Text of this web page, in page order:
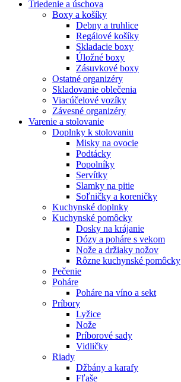
Triedenie a úschova
Boxy a košíky
Debny a truhlice
Regálové košíky
Skladacie boxy
Úložné boxy
Zásuvkové boxy
Ostatné organizéry
Skladovanie oblečenia
Viacúčelové vozíky
Závesné organizéry
Varenie a stolovanie
Doplnky k stolovaniu
Misky na ovocie
Podtácky
Popolníky
Servítky
Slamky na pitie
Soľničky a koreničky
Kuchynské doplnky
Kuchynské pomôcky
Dosky na krájanie
Dózy a poháre s vekom
Nože a držiaky nožov
Rôzne kuchynské pomôcky
Pečenie
Poháre
Poháre na víno a sekt
Príbory
Lyžice
Nože
Príborové sady
Vidličky
Riady
Džbány a karafy
Fľaše